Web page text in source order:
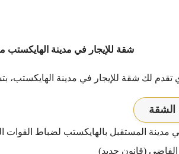
شقة للإيجار في مدينة الهايكستب
تقدم لك شقة للإيجار في مدينة الهايكستب،
الشقة
مدينة المستقبل بالهايكستب لضباط القوات
الفاضي (قانون جديد)